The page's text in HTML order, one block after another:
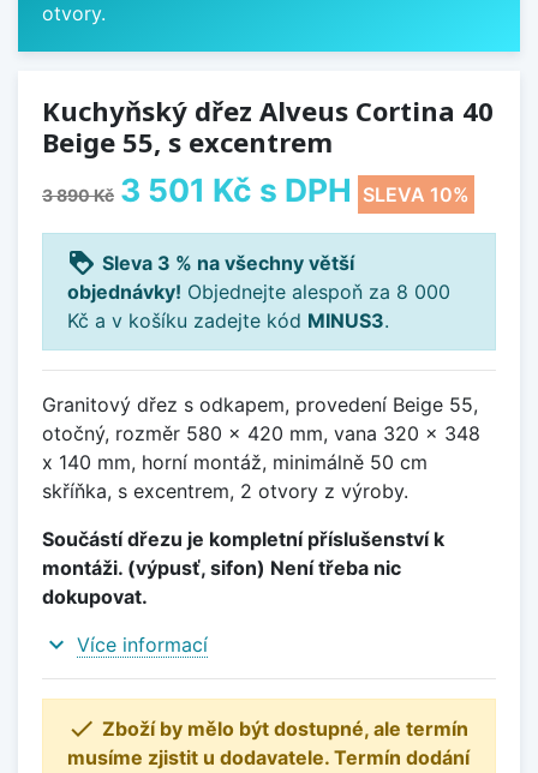
otvory.
Kuchyňský dřez Alveus Cortina 40
Beige 55, s excentrem
3 890 Kč 3 501 Kč s DPH SLEVA 10%
loyalty Sleva 3 % na všechny větší
objednávky! Objednejte alespoň za 8 000
Kč a v košíku zadejte kód MINUS3.
Granitový dřez s odkapem, provedení Beige 55,
otočný, rozměr 580 x 420 mm, vana 320 x 348
x 140 mm, horní montáž, minimálně 50 cm
skříňka, s excentrem, 2 otvory z výroby.
Součástí dřezu je kompletní příslušenství k
montáži. (výpusť, sifon) Není třeba nic
dokupovat.
expand_more Více informací
 Zboží by mělo být dostupné, ale termín
musíme zjistit u dodavatele. Termín dodání